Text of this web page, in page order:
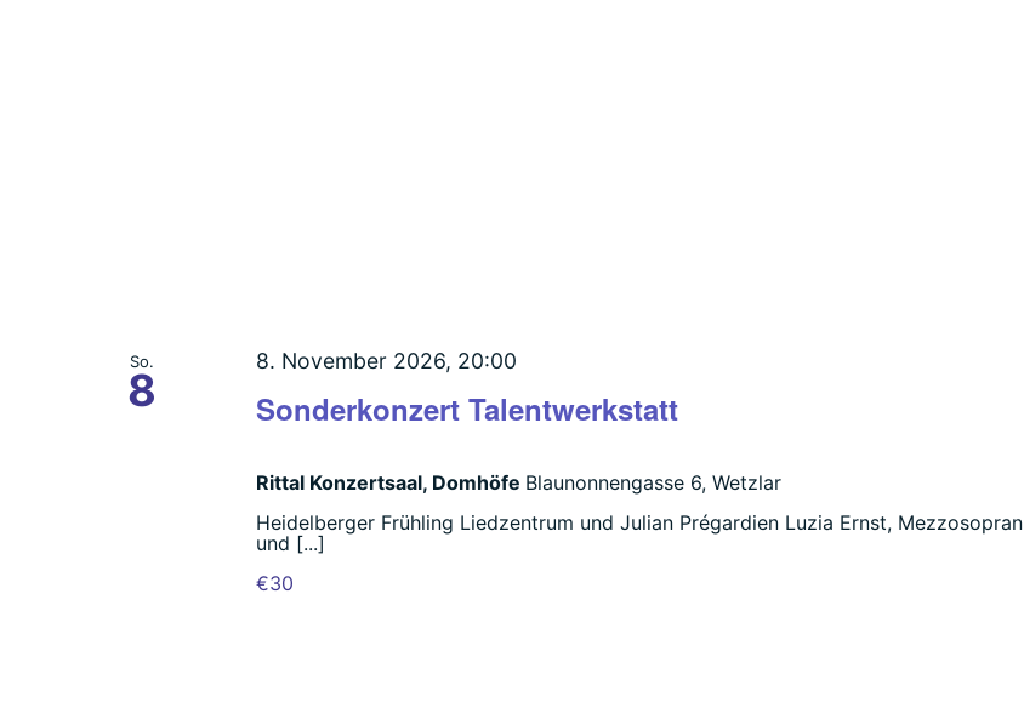
So.
8 Sonderkonzert Talentwerkstatt
8. November 2026, 20:00
Rittal Konzertsaal, Domhöfe Blaunonnengasse 6, Wetzlar
Heidelberger Frühling Liedzentrum und Julian Prégardien Luzia Ernst, Mezzosopran
und [...]
€30